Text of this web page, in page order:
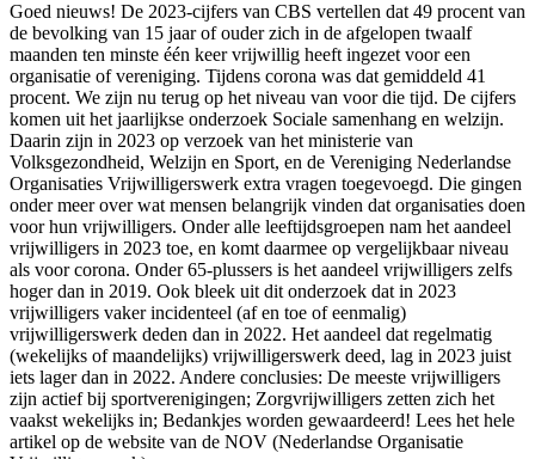
Goed nieuws! De 2023-cijfers van CBS vertellen dat 49 procent van
de bevolking van 15 jaar of ouder zich in de afgelopen twaalf
maanden ten minste één keer vrijwillig heeft ingezet voor een
organisatie of vereniging. Tijdens corona was dat gemiddeld 41
procent. We zijn nu terug op het niveau van voor die tijd. De cijfers
komen uit het jaarlijkse onderzoek Sociale samenhang en welzijn.
Daarin zijn in 2023 op verzoek van het ministerie van
Volksgezondheid, Welzijn en Sport, en de Vereniging Nederlandse
Organisaties Vrijwilligerswerk extra vragen toegevoegd. Die gingen
onder meer over wat mensen belangrijk vinden dat organisaties doen
voor hun vrijwilligers. Onder alle leeftijdsgroepen nam het aandeel
vrijwilligers in 2023 toe, en komt daarmee op vergelijkbaar niveau
als voor corona. Onder 65-plussers is het aandeel vrijwilligers zelfs
hoger dan in 2019. Ook bleek uit dit onderzoek dat in 2023
vrijwilligers vaker incidenteel (af en toe of eenmalig)
vrijwilligerswerk deden dan in 2022. Het aandeel dat regelmatig
(wekelijks of maandelijks) vrijwilligerswerk deed, lag in 2023 juist
iets lager dan in 2022. Andere conclusies: De meeste vrijwilligers
zijn actief bij sportverenigingen; Zorgvrijwilligers zetten zich het
vaakst wekelijks in; Bedankjes worden gewaardeerd! Lees het hele
artikel op de website van de NOV (Nederlandse Organisatie